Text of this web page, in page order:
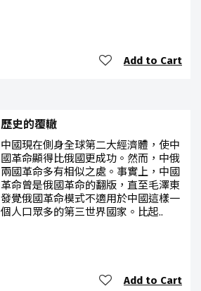
Add to Cart
歷史的覆轍
中國現在側身全球第二大經濟體，使中
國革命顯得比俄國更成功。然而，中俄
兩國革命多有相似之處。事實上，中國
革命曾是俄國革命的翻版，直至毛澤東
發覺俄國革命模式不適用於中國這樣一
個人口眾多的第三世界國家。比起..
Add to Cart